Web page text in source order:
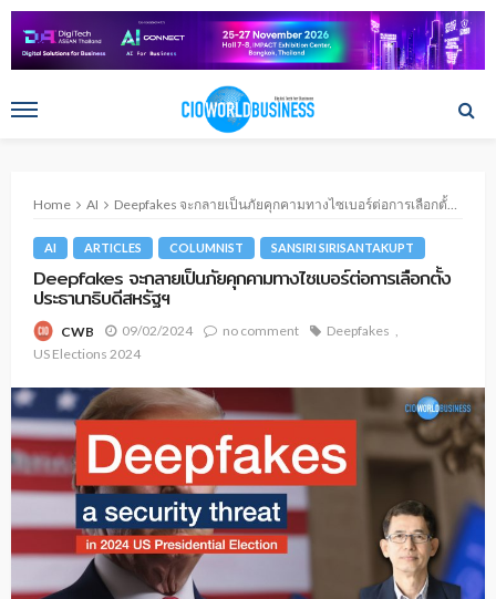
Home AI Deepfakes จะกลายเป็นภัยคุกคามทางไซเบอร์ต่อการเลือกตั้งประธานาธิบดีสหรัฐฯ
AI ARTICLES COLUMNIST SANSIRI SIRISANTAKUPT
Deepfakes จะกลายเป็นภัยคุกคามทางไซเบอร์ต่อการเลือกตั้ง
ประธานาธิบดีสหรัฐฯ
CWB 09/02/2024 no comment
Deepfakes
US Elections 2024